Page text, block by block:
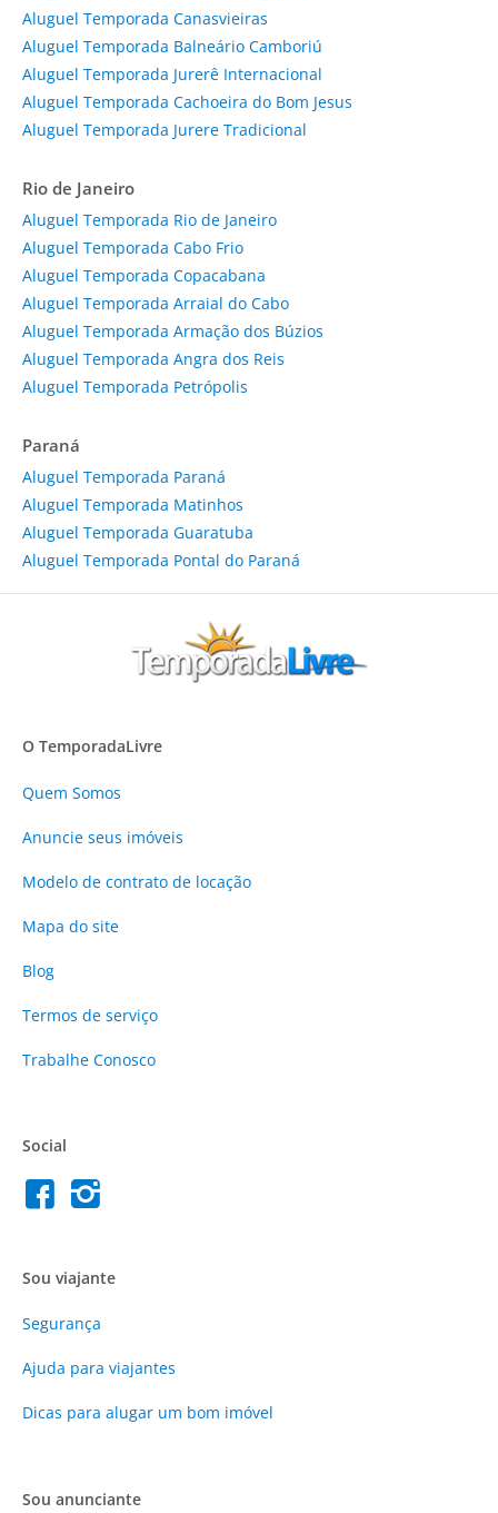
Aluguel Temporada Canasvieiras
Aluguel Temporada Balneário Camboriú
Aluguel Temporada Jurerê Internacional
Aluguel Temporada Cachoeira do Bom Jesus
Aluguel Temporada Jurere Tradicional
Rio de Janeiro
Aluguel Temporada Rio de Janeiro
Aluguel Temporada Cabo Frio
Aluguel Temporada Copacabana
Aluguel Temporada Arraial do Cabo
Aluguel Temporada Armação dos Búzios
Aluguel Temporada Angra dos Reis
Aluguel Temporada Petrópolis
Paraná
Aluguel Temporada Paraná
Aluguel Temporada Matinhos
Aluguel Temporada Guaratuba
Aluguel Temporada Pontal do Paraná
O TemporadaLivre
Quem Somos
Anuncie seus imóveis
Modelo de contrato de locação
Mapa do site
Blog
Termos de serviço
Trabalhe Conosco
Social
Sou viajante
Segurança
Ajuda para viajantes
Dicas para alugar um bom imóvel
Sou anunciante